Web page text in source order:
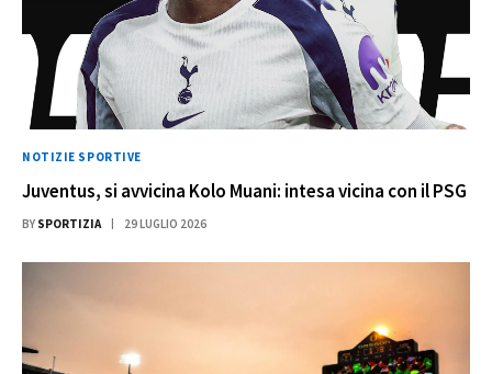
NOTIZIE SPORTIVE
Juventus, si avvicina Kolo Muani: intesa vicina con il PSG
BY SPORTIZIA 29 LUGLIO 2026